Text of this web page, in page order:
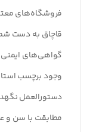
فروشگاه‌های
قاچاق به دست
گواهی‌های ایمنی
وجود برچسب
دستورالعمل
مطابقت با سن و